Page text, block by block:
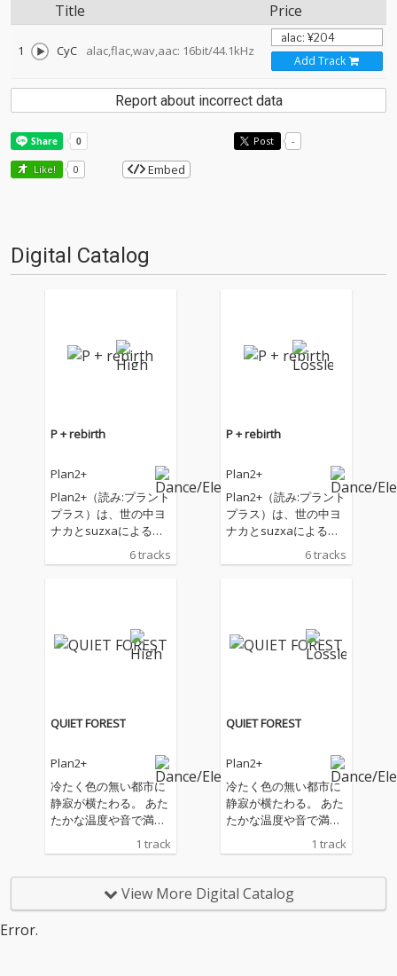
Title Price
1 CyC alac,flac,wav,aac: 16bit/44.1kHz
Add Track
Report about incorrect data
Post -
Like! 0 Embed
Digital Catalog
P + rebirth
Plan2+
Plan2+（読み:プラント
プラス）は、世の中ヨ
ナカとsuzxaによる音
楽ユニット。ベースミ
ュージックを軸に、ア
存の枠に収まらない独
自のサウンドスケープ
ドメイクが特徴で、繊
細に重なり合う音の一
かいのように響く。そ
して、その世界観をし
っかりと支えるのが、
まるで肥料のように楽
厚な低音。柔らかさと
深く根を張り、静かに
6 tracks
P + rebirth
Plan2+
Plan2+（読み:プラント
プラス）は、世の中ヨ
ナカとsuzxaによる音
楽ユニット。ベースミ
ュージックを軸に、ア
存の枠に収まらない独
自のサウンドスケープ
ドメイクが特徴で、繊
細に重なり合う音の一
かいのように響く。そ
して、その世界観をし
っかりと支えるのが、
まるで肥料のように楽
厚な低音。柔らかさと
深く根を張り、静かに
6 tracks
QUIET FOREST
Plan2+
冷たく色の無い都市に
静寂が横たわる。 あた
たかな温度や音で満ち
た森林と対照的な その
情景こそが、僕らを屹
屈した感情を「QUIET F
OREST」と暗喩し、こ
1 track
QUIET FOREST
Plan2+
冷たく色の無い都市に
静寂が横たわる。 あた
たかな温度や音で満ち
た森林と対照的な その
情景こそが、僕らを屹
屈した感情を「QUIET F
OREST」と暗喩し、こ
1 track
View More Digital Catalog
Error.